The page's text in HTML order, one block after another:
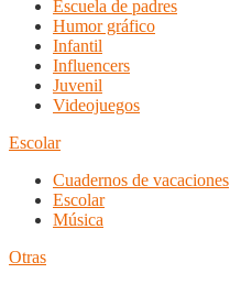
Escuela de padres
Humor gráfico
Infantil
Influencers
Juvenil
Videojuegos
Escolar
Cuadernos de vacaciones
Escolar
Música
Otras